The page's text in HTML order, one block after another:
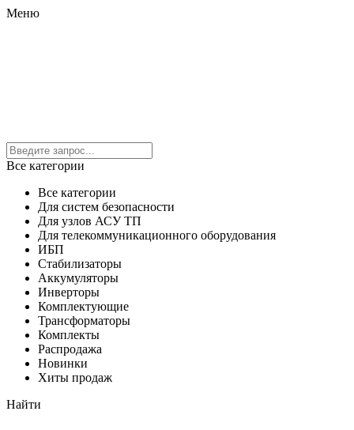
Меню
Все категории
Все категории
Для систем безопасности
Для узлов АСУ ТП
Для телекоммуникационного оборудования
ИБП
Стабилизаторы
Аккумуляторы
Инверторы
Комплектующие
Трансформаторы
Комплекты
Распродажа
Новинки
Хиты продаж
Найти